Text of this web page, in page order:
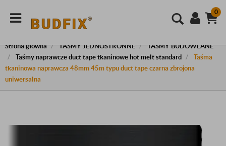
0
Strona główna TAŚMY JEDNOSTRONNE
TAŚMY BUDOWLANE
Taśmy naprawcze duct tape tkaninowe hot melt standard
Taśma
tkaninowa naprawcza 48mm 45m typu duct tape czarna zbrojona
uniwersalna